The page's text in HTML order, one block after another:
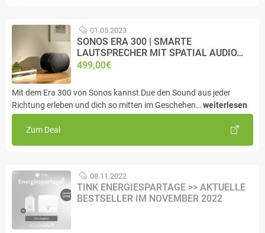
01.05.2023
SONOS ERA 300 | SMARTE
LAUTSPRECHER MIT SPATIAL AUDIO…
499,00€
Mit dem Era 300 von Sonos kannst Due den Sound aus jeder
Richtung erleben und dich so mitten im Geschehen… weiterlesen
Zum Deal
08.11.2022
TINK ENERGIESPARTAGE >> AKTUELLE
BESTSELLER IM NOVEMBER 2022